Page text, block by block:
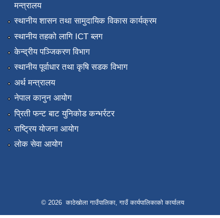
मन्त्रालय
स्थानीय शासन तथा सामुदायिक विकास कार्यक्रम
स्थानीय तहको लागि ICT ब्लग
केन्द्रीय पञ्जिकरण विभाग
स्थानीय पूर्वाधार तथा कृषि सडक विभाग
अर्थ मन्त्रालय
नेपाल कानुन आयोग
प्रिती फन्ट बाट युनिकोड कन्भर्रटर
राष्ट्रिय योजना आयोग
लोक सेवा आयोग
© 2026 काठेखोला गाउँपालिका, गाउँ कार्यपालिकाको कार्यालय